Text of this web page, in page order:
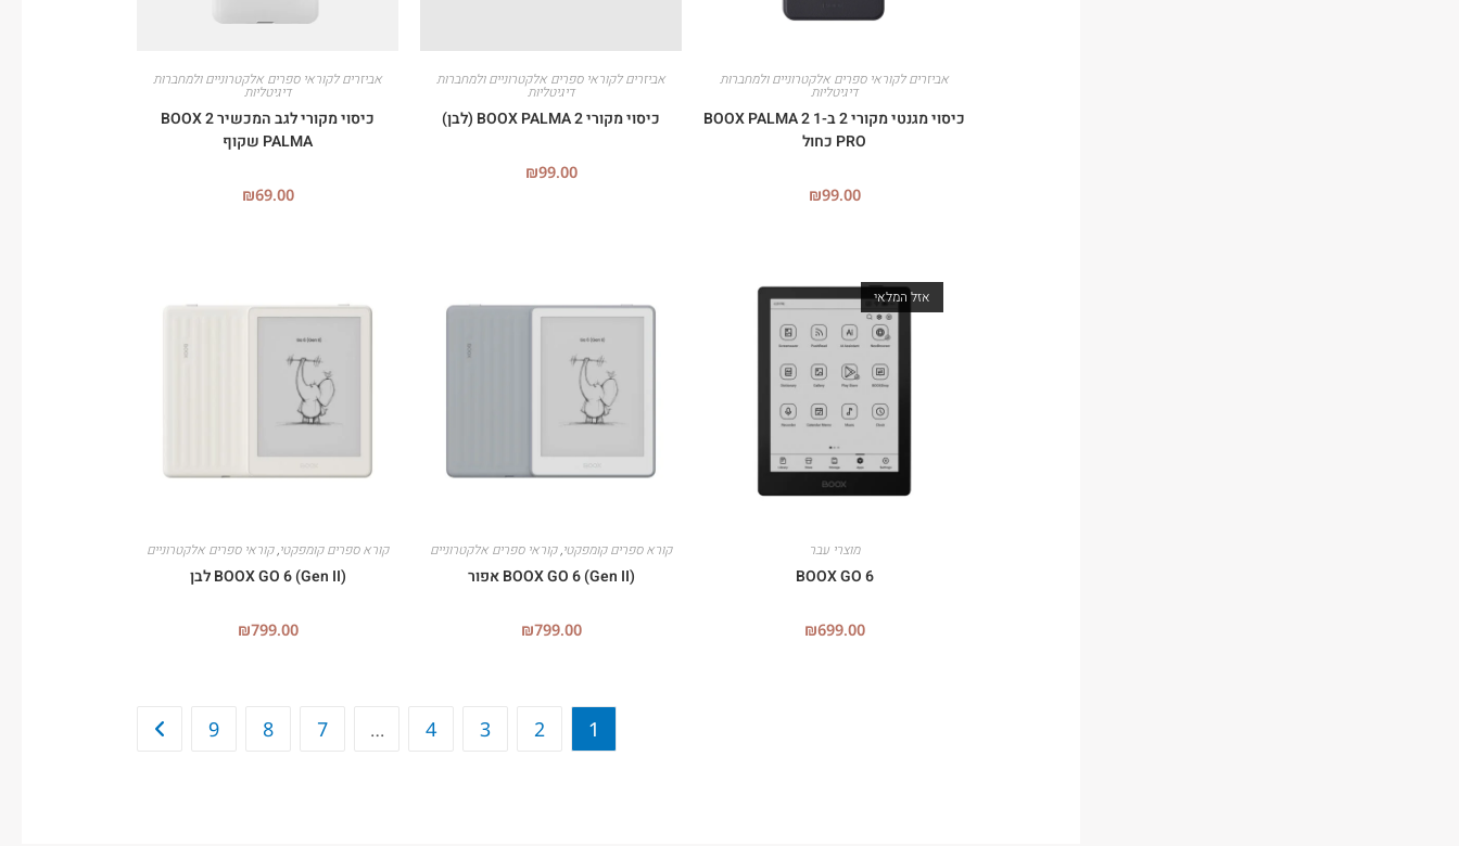
אביזרים לקוראי ספרים אלקטרוניים ולמחברות
דיגיטליות
כיסוי מגנטי מקורי 2 ב-1 BOOX PALMA 2
PRO כחול
₪99.00
אביזרים לקוראי ספרים אלקטרוניים ולמחברות
דיגיטליות
כיסוי מקורי 2 BOOX PALMA (לבן)
₪99.00
אביזרים לקוראי ספרים אלקטרוניים ולמחברות
דיגיטליות
כיסוי מקורי לגב המכשיר 2 BOOX
PALMA שקוף
₪69.00
אזל המלאי
מוצרי עבר
BOOX GO 6
₪699.00
קורא ספרים קומפקטי,קוראי ספרים אלקטרוניים
BOOX GO 6 (Gen II) אפור
₪799.00
קורא ספרים קומפקטי,קוראי ספרים אלקטרוניים
BOOX GO 6 (Gen II) לבן
₪799.00
1
2
3
4
…
7
8
9